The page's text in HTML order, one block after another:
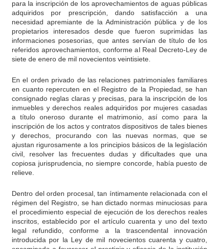
para la inscripción de los aprovechamientos de aguas públicas
adquiridos por prescripción, dando satisfacción a una
necesidad apremiante de la Administración pública y de los
propietarios interesados desde que fueron suprimidas las
informaciones posesorias, que antes servían de título de los
referidos aprovechamientos, conforme al Real Decreto-Ley de
siete de enero de mil novecientos veintisiete.
En el orden privado de las relaciones patrimoniales familiares
en cuanto repercuten en el Registro de la Propiedad, se han
consignado reglas claras y precisas, para la inscripción de los
inmuebles y derechos reales adquiridos por mujeres casadas
a título oneroso durante el matrimonio, así como para la
inscripción de los actos y contratos dispositivos de tales bienes
y derechos, procurando con las nuevas normas, que se
ajustan rigurosamente a los principios básicos de la legislación
civil, resolver las frecuentes dudas y dificultades que una
copiosa jurisprudencia, no siempre concorde, había puesto de
relieve.
Dentro del orden procesal, tan íntimamente relacionada con el
régimen del Registro, se han dictado normas minuciosas para
el procedimiento especial de ejecución de los derechos reales
inscritos, establecido por el artículo cuarenta y uno del texto
legal refundido, conforme a la trascendental innovación
introducida por la Ley de mil novecientos cuarenta y cuatro,